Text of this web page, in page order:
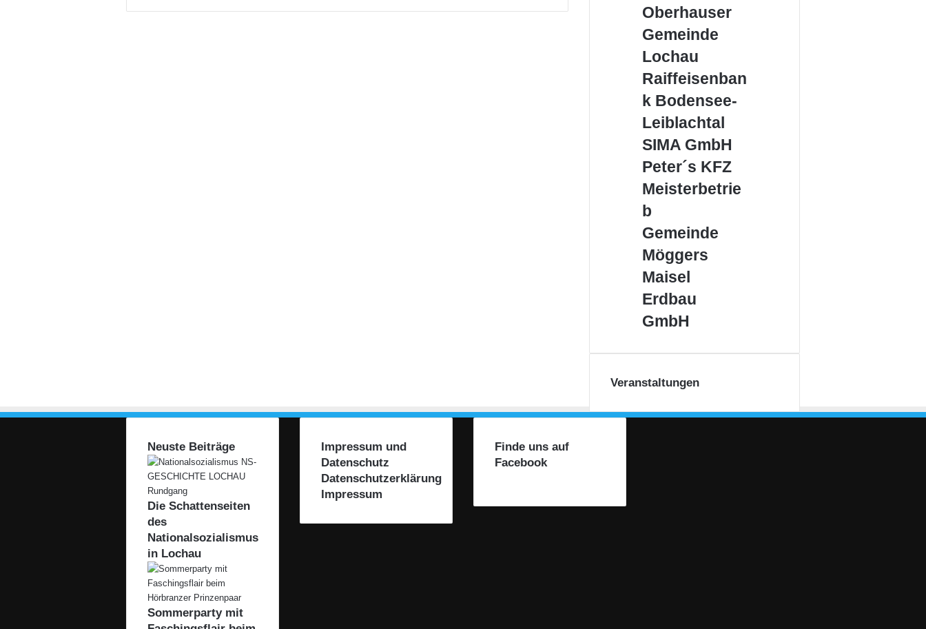
Oberhauser
Gemeinde
Gemeinde
Lochau
Raiffeisenbank
Leiblachtal
Raiffeisenban
k Bodensee-
Leiblachtal
SIMA
SIMA GmbH
Peter
KFZ
Meisterbetrieb
Peter´s KFZ
Meisterbetrie
b
Gemeinde
Gemeinde
Möggers
Maisel
GmbH
Maisel
Erdbau
GmbH
Veranstaltungen
Neuste Beiträge
Die Schattenseiten
des
Nationalsozialismus
in Lochau
Sommerparty mit
Impressum und
Datenschutz
Datenschutzerklärung
Impressum
Finde uns auf
Facebook